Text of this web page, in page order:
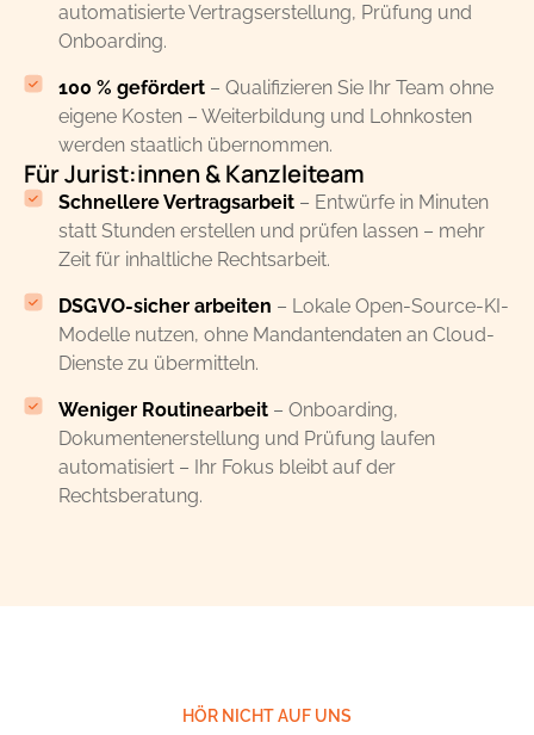
automatisierte Vertragserstellung, Prüfung und
Onboarding.
100 % gefördert – Qualifizieren Sie Ihr Team ohne
eigene Kosten – Weiterbildung und Lohnkosten
werden staatlich übernommen.
Für Jurist:innen & Kanzleiteam
Schnellere Vertragsarbeit – Entwürfe in Minuten
statt Stunden erstellen und prüfen lassen – mehr
Zeit für inhaltliche Rechtsarbeit.
DSGVO-sicher arbeiten – Lokale Open-Source-KI-
Modelle nutzen, ohne Mandantendaten an Cloud-
Dienste zu übermitteln.
Weniger Routinearbeit – Onboarding,
Dokumentenerstellung und Prüfung laufen
automatisiert – Ihr Fokus bleibt auf der
Rechtsberatung.
HÖR NICHT AUF UNS